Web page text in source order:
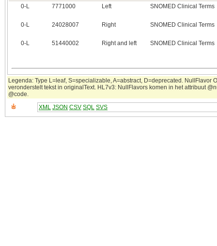
0‑L
7771000 Left SNOMED Clinical Terms
0‑L 24028007 Right SNOMED Clinical Terms
0‑L 51440002 Right and left SNOMED Clinical Terms
Legenda: Type L=leaf, S=specializable, A=abstract, D=deprecated. NullFlavor
veronderstelt tekst in originalText. HL7v3: NullFlavors komen in het attribuut
@code.
XML JSON CSV SQL SVS